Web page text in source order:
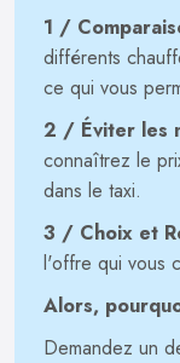
1 /
différents
ce qui vous
2 / Éviter les
connaîtrez le
dans le taxi.
3 / Choix et
l'offre qui vous
Alors,
Demandez un